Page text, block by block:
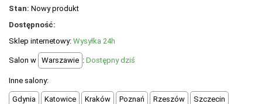
Stan: Nowy produkt
Dostępność:
Sklep internetowy: Wysyłka 24h
Salon w Warszawie : Dostępny dziś
Inne salony:
Gdynia Katowice Kraków Poznań Rzeszów
Szczecin